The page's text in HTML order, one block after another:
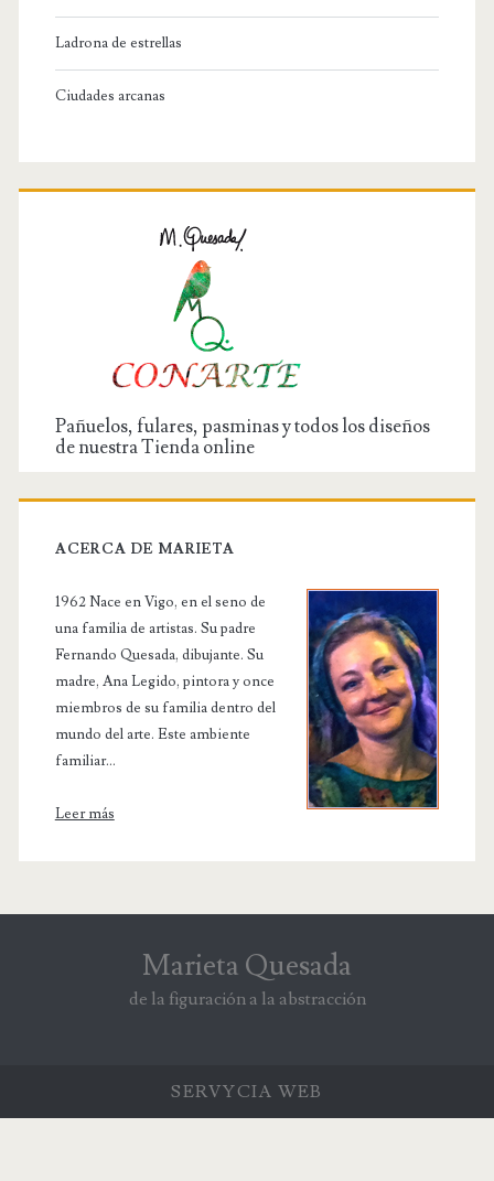
Ladrona de estrellas
Ciudades arcanas
Pañuelos, fulares, pasminas y todos los diseños
de nuestra Tienda online
ACERCA DE MARIETA
1962 Nace en Vigo, en el seno de
una familia de artistas. Su padre
Fernando Quesada, dibujante. Su
madre, Ana Legido, pintora y once
miembros de su familia dentro del
mundo del arte. Este ambiente
familiar...
Leer más
Marieta Quesada
de la figuración a la abstracción
SERVYCIA WEB